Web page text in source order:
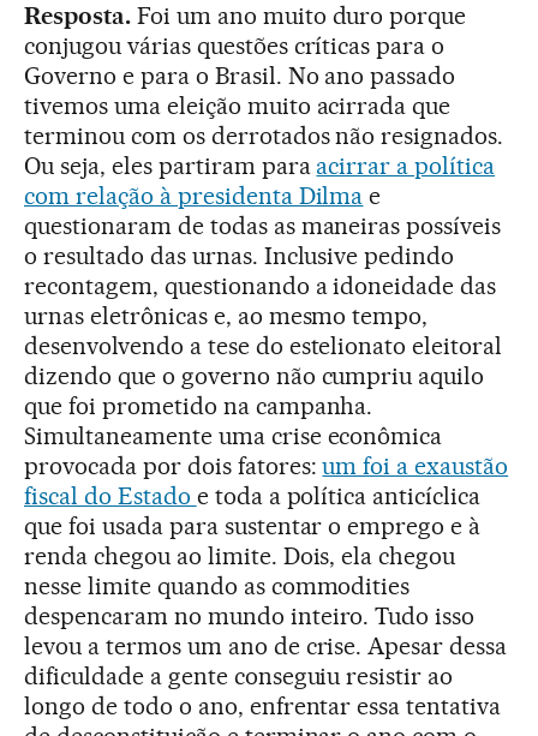
Resposta.Foi um ano muito duro porque
conjugou várias questões críticas para o
Governo e para o Brasil. No ano passado
tivemos uma eleição muito acirrada que
terminou com os derrotados não resignados.
Ou seja, eles partiram para acirrar a política
com relação à presidenta Dilma e
questionaram de todas as maneiras possíveis
o resultado das urnas. Inclusive pedindo
recontagem, questionando a idoneidade das
urnas eletrônicas e, ao mesmo tempo,
desenvolvendo a tese do estelionato eleitoral
dizendo que o governo não cumpriu aquilo
que foi prometido na campanha.
Simultaneamente uma crise econômica
provocada por dois fatores:um foi a exaustão
fiscal do Estado e toda a política anticíclica
que foi usada para sustentar o emprego e à
renda chegou ao limite. Dois, ela chegou
nesse limite quando as commodities
despencaram no mundo inteiro. Tudo isso
levou a termos um ano de crise. Apesar dessa
dificuldade a gente conseguiu resistir ao
longo de todo o ano, enfrentar essa tentativa